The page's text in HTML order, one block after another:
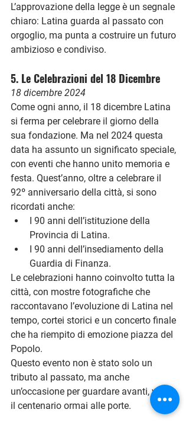
L’approvazione della legge è un segnale
chiaro: Latina guarda al passato con
orgoglio, ma punta a costruire un futuro
ambizioso e condiviso.
5. Le Celebrazioni del 18 Dicembre
18 dicembre 2024
Come ogni anno, il 18 dicembre Latina
si ferma per celebrare il giorno della
sua fondazione. Ma nel 2024 questa
data ha assunto un significato speciale,
con eventi che hanno unito memoria e
festa. Quest’anno, oltre a celebrare il
92º anniversario della città, si sono
ricordati anche:
I 90 anni dell’istituzione della
Provincia di Latina.
I 90 anni dell’insediamento della
Guardia di Finanza.
Le celebrazioni hanno coinvolto tutta la
città, con mostre fotografiche che
raccontavano l’evoluzione di Latina nel
tempo, cortei storici e un concerto finale
che ha riempito di emozione piazza del
Popolo.
Questo evento non è stato solo un
tributo al passato, ma anche
un’occasione per guardare avanti, verso
il centenario ormai alle porte.